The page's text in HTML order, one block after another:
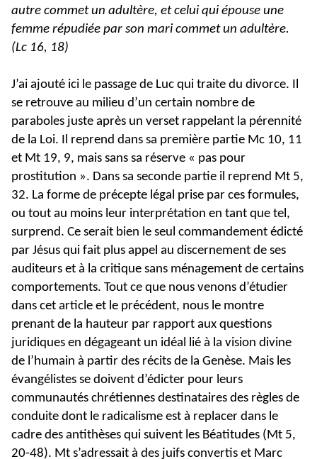
autre commet un adultère, et celui qui épouse une
femme répudiée par son mari commet un adultère.
(Lc 16, 18)
J’ai ajouté ici le passage de Luc qui traite du divorce. Il
se retrouve au milieu d’un certain nombre de
paraboles juste après un verset rappelant la pérennité
de la Loi. Il reprend dans sa première partie Mc 10, 11
et Mt 19, 9, mais sans sa réserve « pas pour
prostitution ». Dans sa seconde partie il reprend Mt 5,
32. La forme de précepte légal prise par ces formules,
ou tout au moins leur interprétation en tant que tel,
surprend. Ce serait bien le seul commandement édicté
par Jésus qui fait plus appel au discernement de ses
auditeurs et à la critique sans ménagement de certains
comportements. Tout ce que nous venons d’étudier
dans cet article et le précédent, nous le montre
prenant de la hauteur par rapport aux questions
juridiques en dégageant un idéal lié à la vision divine
de l’humain à partir des récits de la Genèse. Mais les
évangélistes se doivent d’édicter pour leurs
communautés chrétiennes destinataires des règles de
conduite dont le radicalisme est à replacer dans le
cadre des antithèses qui suivent les Béatitudes (Mt 5,
20-48). Mt s’adressait à des juifs convertis et Marc